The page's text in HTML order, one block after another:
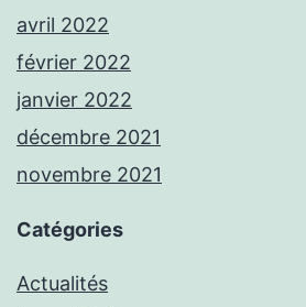
avril 2022
février 2022
janvier 2022
décembre 2021
novembre 2021
Catégories
Actualités